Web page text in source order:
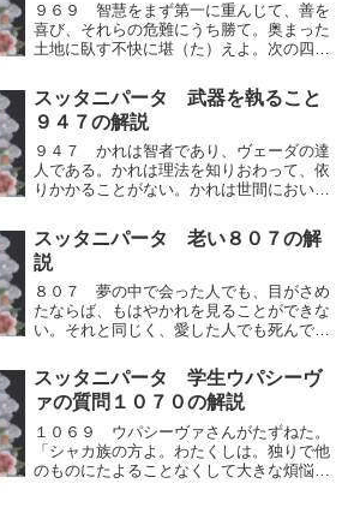
９６９ 智慧をまず第一に重んじて、善を
喜び、それらの危難にうち勝て。奥まった
土地に臥す不快に堪（た）えよ。次の四つ
動（快⇔不快）を制し、中道による観察か
ら得られる智慧をまず第一に重んじて、善
を喜び、それ...
スッタニパータ 武器を執ること
９４７の解説
９４７ かれは智者であり、ヴェーダの達
人である。かれは理法を知りおわって、依
りかかることがない。かれは世間において
（うらや）むことがない。かれは智者であ
り、修行の達人である。かれは自らの人間
的思考の運動（...
スッタニパータ 老い８０７の解
説
８０７ 夢の中で会った人でも、目がさめ
たならば、もはやかれを見ることができな
い。それと同じく、愛した人でも死んでこ
ができない。夢の中で会った人でも、目が
さめたならば、もはやかれを見ることがで
きない。それ...
スッタニパータ 学生ウパシーヴ
ァの質問１０７０の解説
１０６９ ウパシーヴァさんがたずねた。
「シャカ族の方よ。わたくしは。独りで他
のものにたよることなくして大きな煩悩の